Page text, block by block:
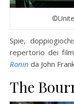
Spie,
repertorio dei film
Ronin da John
The